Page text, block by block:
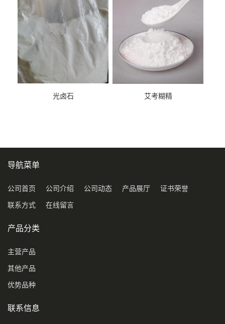
光卤石 艾考糊精
导航菜单
公司首页 公司介绍 公司动态 产品展厅 证书荣誉
联系方式 在线留言
产品分类
主营产品
其他产品
优势品种
联系信息